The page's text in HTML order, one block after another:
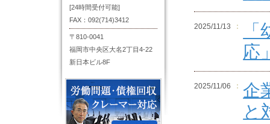
[24時間受付可能]
FAX：092(714)3412
〒810-0041
福岡市中央区大名2丁目4-22
新日本ビル8F
2025/11/13
応
2025/11/06
企
と